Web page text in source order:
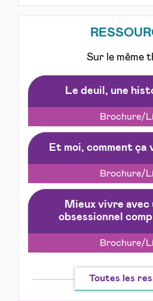
Sur le même
Le deuil, une
Brochure/
Et moi, comment ça
Brochure/
Mieux vivre avec
obsessionnel
Brochure/
Toutes les